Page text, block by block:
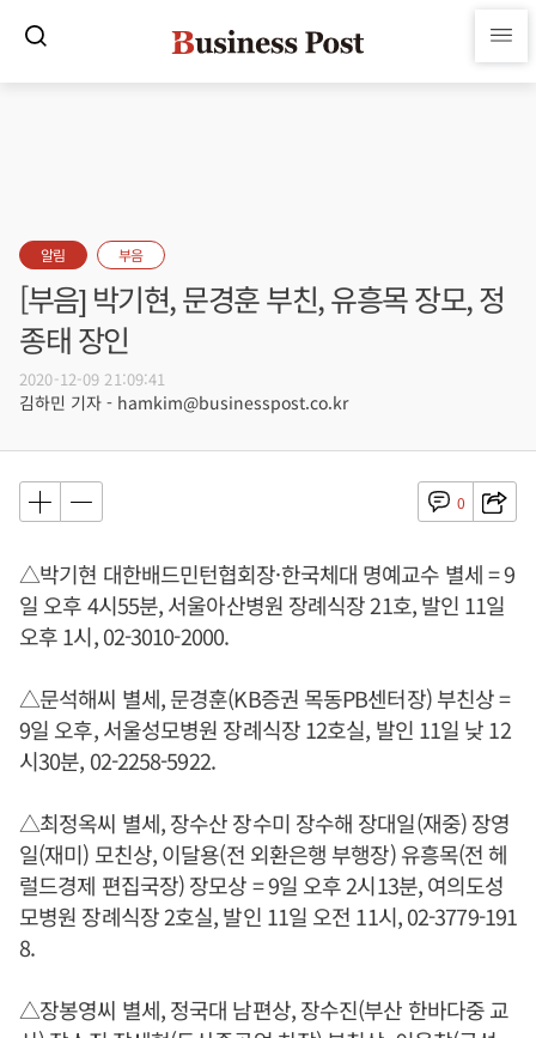
알림 부음
[부음] 박기현, 문경훈 부친, 유흥목 장모, 정
종태 장인
2020-12-09 21:09:41
김하민 기자 - hamkim@businesspost.co.kr
0
△박기현 대한배드민턴협회장·한국체대 명예교수 별세 = 9
일 오후 4시55분, 서울아산병원 장례식장 21호, 발인 11일
오후 1시, 02-3010-2000.
△문석해씨 별세, 문경훈(KB증권 목동PB센터장) 부친상 =
9일 오후, 서울성모병원 장례식장 12호실, 발인 11일 낮 12
시30분, 02-2258-5922.
△최정옥씨 별세, 장수산 장수미 장수해 장대일(재중) 장영
일(재미) 모친상, 이달용(전 외환은행 부행장) 유흥목(전 헤
럴드경제 편집국장) 장모상 = 9일 오후 2시13분, 여의도성
모병원 장례식장 2호실, 발인 11일 오전 11시, 02-3779-191
8.
△장봉영씨 별세, 정국대 남편상, 장수진(부산 한바다중 교